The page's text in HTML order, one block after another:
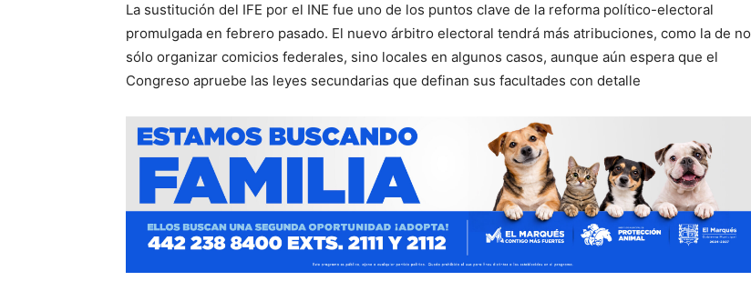
La sustitución del IFE por el INE fue uno de los puntos clave de la reforma político-electoral
promulgada en febrero pasado. El nuevo árbitro electoral tendrá más atribuciones, como la de no
sólo organizar comicios federales, sino locales en algunos casos, aunque aún espera que el
Congreso apruebe las leyes secundarias que definan sus facultades con detalle